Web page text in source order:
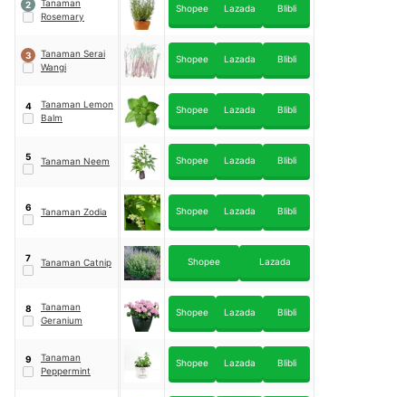
2
Tanaman
Rosemary
Shopee Lazada Blibli
3
Tanaman Serai
Wangi
Shopee Lazada Blibli
4
Tanaman Lemon
Balm
Shopee Lazada Blibli
5 Tanaman Neem Shopee Lazada Blibli
6 Tanaman Zodia Shopee Lazada Blibli
7 Tanaman Catnip Shopee Lazada
8
Tanaman
Geranium
Shopee Lazada Blibli
9
Tanaman
Peppermint
Shopee Lazada Blibli